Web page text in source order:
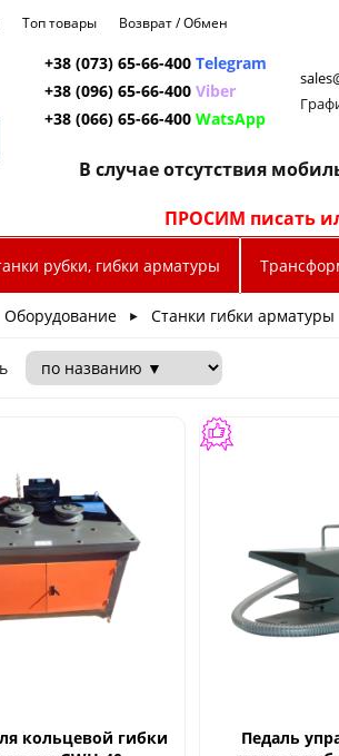
Топ товары Возврат / Обмен
+38 (073) 65-66-400 Telegram
+38 (096) 65-66-400 Viber
+38 (066) 65-66-400 WatsApp
В случае отсутствия
ПРОСИМ писать
рубки, гибки арматуры
Оборудование ► Станки гибки арматуры
кольцевой гибки
Педаль